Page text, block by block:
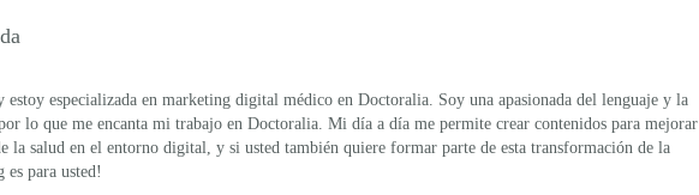
estoy especializada en marketing digital médico en Doctoralia. Soy una apasionada del lenguaje y la
lo que me encanta mi trabajo en Doctoralia. Mi día a día me permite crear contenidos para mejorar
la salud en el entorno digital, y si usted también quiere formar parte de esta transformación de la
es para usted!